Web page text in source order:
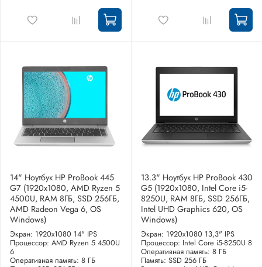
14" Ноутбук HP ProBook 445
G7 (1920x1080, AMD Ryzen 5
4500U, RAM 8ГБ, SSD 256ГБ,
AMD Radeon Vega 6, OS
Windows)
Экран: 1920x1080 14" IPS
Процессор: AMD Ryzen 5 4500U
6
Оперативная память: 8 ГБ
13.3" Ноутбук HP ProBook 430
G5 (1920x1080, Intel Core i5-
8250U, RAM 8ГБ, SSD 256ГБ,
Intel UHD Graphics 620, OS
Windows)
Экран: 1920x1080 13,3" IPS
Процессор: Intel Core i5-8250U 8
Оперативная память: 8 ГБ
Память: SSD 256 ГБ